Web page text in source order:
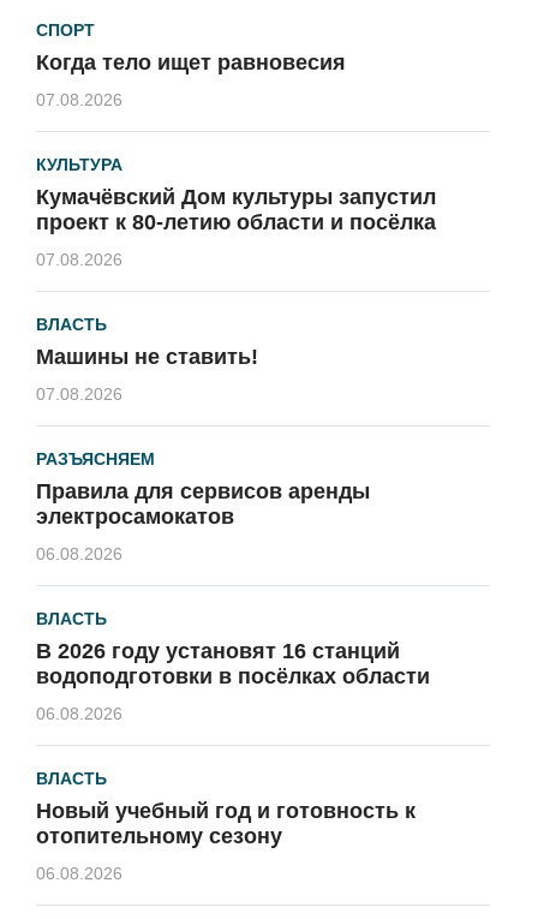
СПОРТ
Когда тело ищет равновесия
07.08.2026
КУЛЬТУРА
Кумачёвский Дом культуры запустил
проект к 80-летию области и посёлка
07.08.2026
ВЛАСТЬ
Машины не ставить!
07.08.2026
РАЗЪЯСНЯЕМ
Правила для сервисов аренды
электросамокатов
06.08.2026
ВЛАСТЬ
В 2026 году установят 16 станций
водоподготовки в посёлках области
06.08.2026
ВЛАСТЬ
Новый учебный год и готовность к
отопительному сезону
06.08.2026